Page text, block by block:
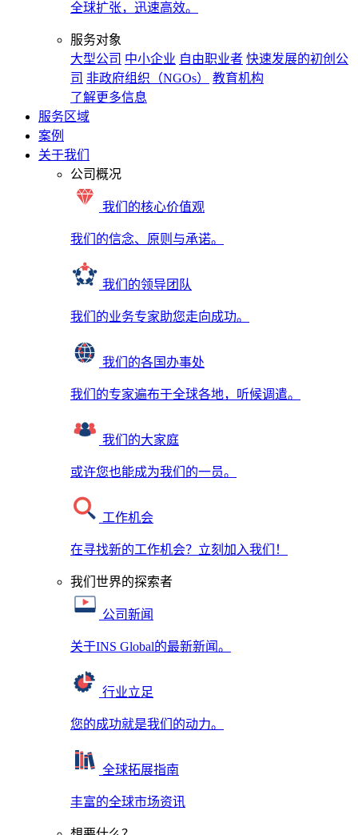
全球扩张，迅速高效。
服务对象
大型公司 中小企业 自由职业者 快速发展的初创公
司 非政府组织（NGOs）
教育机构
了解更多信息
服务区域
案例
关于我们
公司概况
我们的核心价值观
我们的信念、原则与承诺。
我们的领导团队
我们的业务专家助您走向成功。
我们的各国办事处
我们的专家遍布于全球各地，听候调遣。
我们的大家庭
或许您也能成为我们的一员。
工作机会
在寻找新的工作机会？立刻加入我们！
我们世界的探索者
公司新闻
关于INS Global的最新新闻。
行业立足
您的成功就是我们的动力。
全球拓展指南
丰富的全球市场资讯